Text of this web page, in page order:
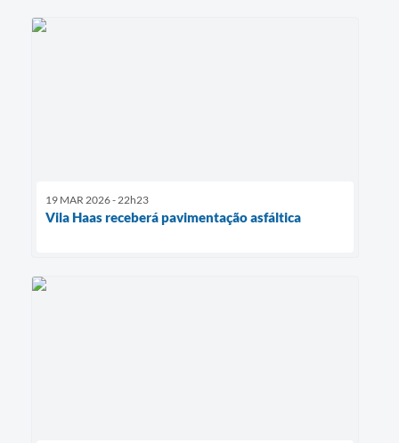
19 MAR 2026 - 22h23
Vila Haas receberá pavimentação asfáltica